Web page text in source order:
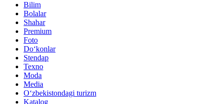
Bilim
Bolalar
Shahar
Premium
Foto
Do‘konlar
Stendap
Texno
Moda
Media
O‘zbekistondagi turizm
Katalog